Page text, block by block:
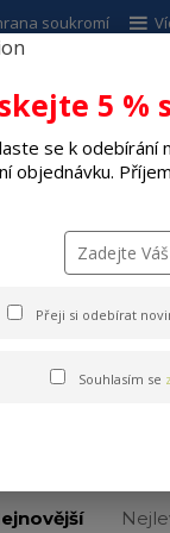
soukromí
SPOTŘEBIČE
Espressa, kávovary
5 %
se k odebírání
objednávku.
Přeji si odebírat
Souhlasím se